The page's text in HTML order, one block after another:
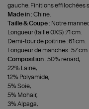
gauche. Finitions effilochées
Made in :Chine.
Taille & Coupe : Notre
Longueur (taille 0XS) :71 cm.
Demi-tour de poitrine : 61 cm.
Longueur de manches : 57 cm.
Composition :50% renard,
22% Laine,
12% Polyamide,
5% Soie,
5% Mohair,
3% Alpaga,